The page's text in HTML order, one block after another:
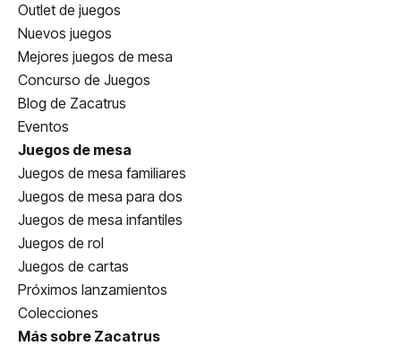
Outlet de juegos
Nuevos juegos
Mejores juegos de mesa
Concurso de Juegos
Blog de Zacatrus
Eventos
Juegos de mesa
Juegos de mesa familiares
Juegos de mesa para dos
Juegos de mesa infantiles
Juegos de rol
Juegos de cartas
Próximos lanzamientos
Colecciones
Más sobre Zacatrus